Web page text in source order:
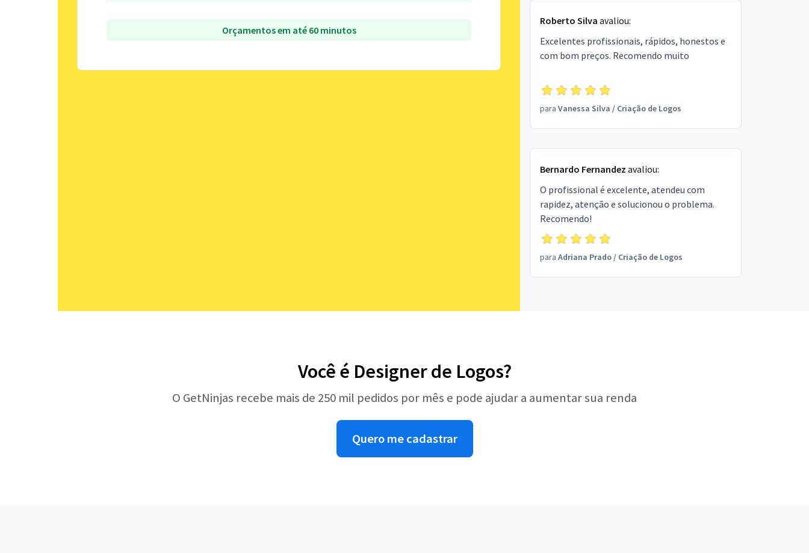
Orçamentos em até 60 minutos
Roberto Silva avaliou:
Excelentes profissionais, rápidos, honestos e
com bom preços. Recomendo muito
para Vanessa Silva / Criação de Logos
Bernardo Fernandez avaliou:
O profissional é excelente, atendeu com
rapidez, atenção e solucionou o problema.
Recomendo!
para Adriana Prado/ Criação de Logos
Você é Designer de Logos?
O GetNinjas recebe mais de 250 mil pedidos por mês e pode ajudar a aumentar sua renda
Quero me cadastrar